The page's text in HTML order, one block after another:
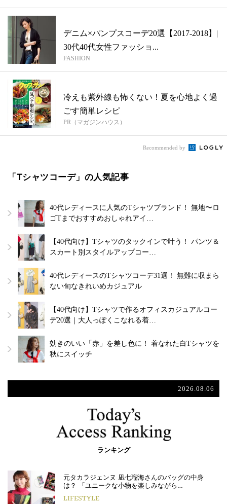
デニム×パンプスコーデ20選【2017-2018】|
30代40代女性ファッショ...
FASHION
冷えも紫外線も怖くない！夏を心地よく過
ごす簡単レシピ
PR（マガジンハウス）
Recommended by
「Tシャツコーデ」の人気記事
40代レディースに人気のTシャツブランド！ 無地〜ロ
ゴTまでおすすめおしゃれアイ…
【40代向け】Tシャツのタックインで叶う！ パンツ＆
スカート別スタイルアップコー…
40代レディースのTシャツコーデ31選！ 無難に収まら
ない旬なきれいめカジュアル
【40代向け】Tシャツで作るオフィスカジュアルコー
デ20選｜大人っぽくこなれる着…
効きのいい「赤」を差し色に！ 着なれた白Tシャツを
秋にスイッチ
2026.08.06
ランキング
元タカラジェンヌ 凪七瑠海さんのバッグの中身
は？ 「ユニークな小物を楽しみながら…
LIFESTYLE